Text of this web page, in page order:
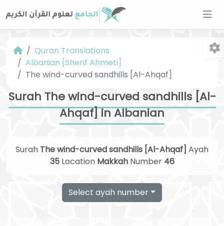
Quran Translations
Albanian [Sherif Ahmeti]
The wind-curved sandhills [Al-Ahqaf]
Surah The wind-curved sandhills [Al-
Ahqaf] in Albanian
Surah The wind-curved sandhills [Al-Ahqaf] Ayah
35Location MakkahNumber 46
Select ayah number